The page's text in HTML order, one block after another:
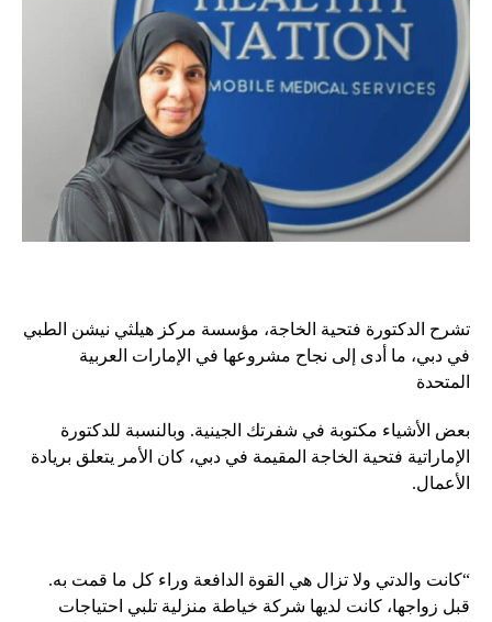
تشرح الدكتورة فتحية الخاجة، مؤسسة مركز هيلثي نيشن الطبي
في دبي، ما أدى إلى نجاح مشروعها في الإمارات العربية
المتحدة
بعض الأشياء مكتوبة في شفرتك الجينية. وبالنسبة للدكتورة
الإماراتية فتحية الخاجة المقيمة في دبي، كان الأمر يتعلق بريادة
الأعمال.
“كانت والدتي ولا تزال هي القوة الدافعة وراء كل ما قمت به.
قبل زواجها، كانت لديها شركة خياطة منزلية تلبي احتياجات